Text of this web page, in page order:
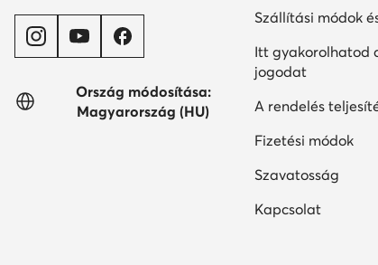
Ország módosítása:
Magyarország (HU)
Szállítási módok
Itt gyakorolhatod
jogodat
A rendelés
Fizetési módok
Szavatosság
Kapcsolat